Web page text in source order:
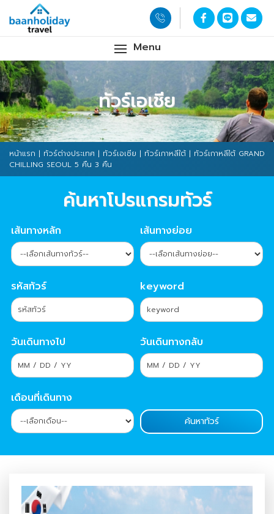
Menu
ทัวร์เอเชีย
หน้าแรก | ทัวร์ต่างประเทศ | ทัวร์เอเชีย | ทัวร์เกาหลีใต้ | ทัวร์เกาหลีใต้ GRAND
CHILLING SEOUL 5 คืน 3 คืน
ค้นหาโปรแกรมทัวร์
เส้นทางหลัก เส้นทางย่อย
รหัสทัวร์ keyword
วันเดินทางไป วันเดินทางกลับ
เดือนที่เดินทาง